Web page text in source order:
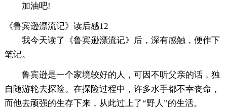
加油吧!
《鲁宾逊漂流记》读后感12
我今天读了《鲁宾逊漂流记》后，深有感触，便作下
笔记。
鲁宾逊是一个家境较好的人，可因不听父亲的话，独
自随游轮去探险。在探险过程中，许多水手都不幸丧命，
而他去顽强的生存下来，从此过上了“野人”的生活。